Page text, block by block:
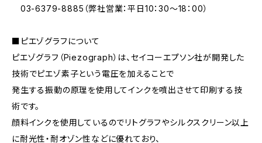
03-6379-8885（弊社営業：平日10：30〜18：00）
■ピエゾグラフについて
ピエゾグラフ（Piezograph）は、セイコーエプソン社が開発した
技術でピエゾ素子という電圧を加えることで
発生する振動の原理を使用してインクを噴出させて印刷する技
術です。
顔料インクを使用しているのでリトグラフやシルクスクリーン以上
に耐光性・耐オゾン性などに優れており、